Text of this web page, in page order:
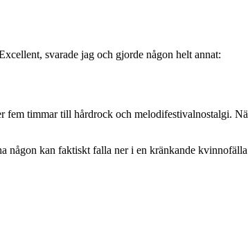
svarade jag och gjorde någon helt annat:
fem timmar till hårdrock och melodifestivalnostalgi.
någon kan faktiskt falla ner i en kränkande